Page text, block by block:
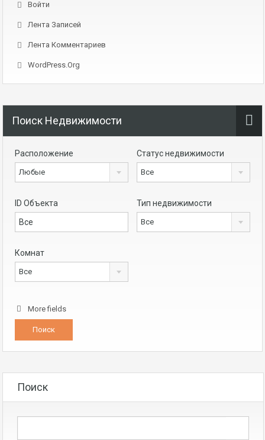
Войти
Лента Записей
Лента Комментариев
WordPress.org
Поиск Недвижимости
Расположение
Любые
Статус недвижимости
Все
ID Объекта Тип недвижимости
Все
Комнат
Все
More fields
Поиск